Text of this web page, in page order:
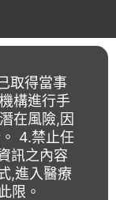
取得當事
構進行手
在風險,因
4.禁止任
訊之內容
,進入醫療
限。